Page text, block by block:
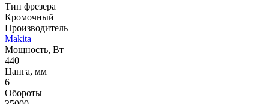
Тип фрезера
Кромочный
Производитель
Makita
Мощность, Вт
440
Цанга, мм
6
Обороты